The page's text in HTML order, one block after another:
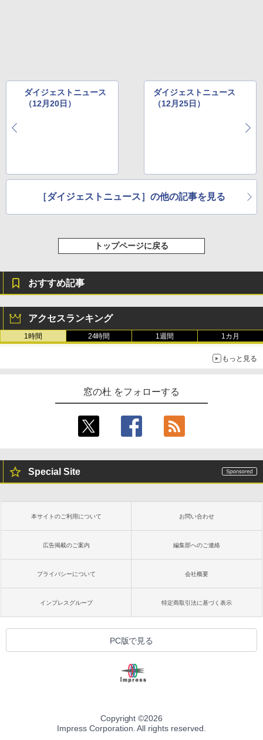
ダイジェストニュース
（12月20日）
ダイジェストニュース
（12月25日）
［ダイジェストニュース］の他の記事を見る
トップページに戻る
おすすめ記事
アクセスランキング
1時間 24時間 1週間 1カ月
もっと見る
窓の杜 をフォローする
Special Site
本サイトのご利用について お問い合わせ
広告掲載のご案内 編集部へのご連絡
プライバシーについて 会社概要
インプレスグループ 特定商取引法に基づく表示
PC版で見る
Copyright ©2026
Impress Corporation. All rights reserved.